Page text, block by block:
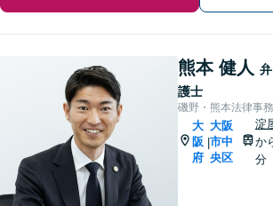
熊本 健人 弁
護士
磯野・熊本法律事
大
阪
府
|
大阪
市中
央区
淀
か
分